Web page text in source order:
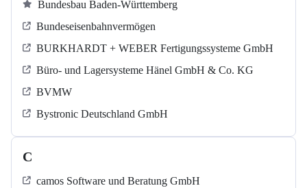
Bundesbau Baden-Württemberg
Bundeseisenbahnvermögen
BURKHARDT + WEBER Fertigungssysteme GmbH
Büro- und Lagersysteme Hänel GmbH & Co. KG
BVMW
Bystronic Deutschland GmbH
C
camos Software und Beratung GmbH